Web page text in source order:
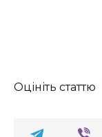
Оцініть статтю